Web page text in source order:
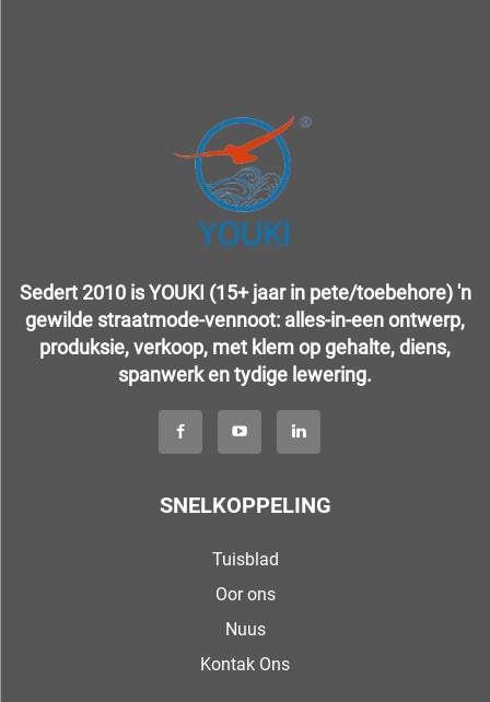
Sedert 2010 is YOUKI (15+ jaar in pete/toebehore) 'n
gewilde straatmode-vennoot: alles-in-een ontwerp,
produksie, verkoop, met klem op gehalte, diens,
spanwerk en tydige lewering.
SNELKOPPELING
Tuisblad
Oor ons
Nuus
Kontak Ons